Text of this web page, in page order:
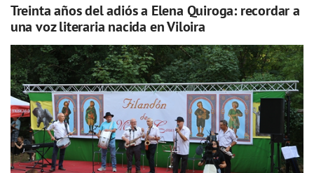
Treinta años del adiós a Elena Quiroga: recordar a
una voz literaria nacida en Viloira